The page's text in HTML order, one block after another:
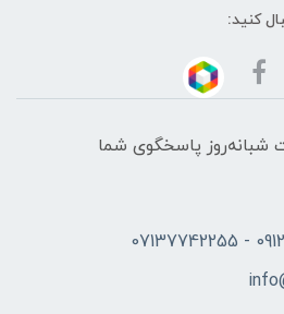
کنید:
، ۲۴ ساعت شبانه‌روز پاسخگوی شما